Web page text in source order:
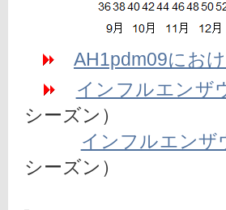
AH1pdm09にお
インフルエンザ
シーズン）
インフルエンザ
シーズン）